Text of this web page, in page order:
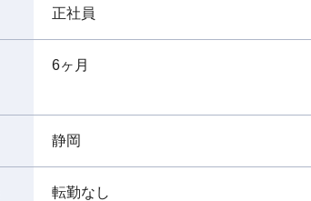
正社員
6ヶ月
静岡
転勤なし